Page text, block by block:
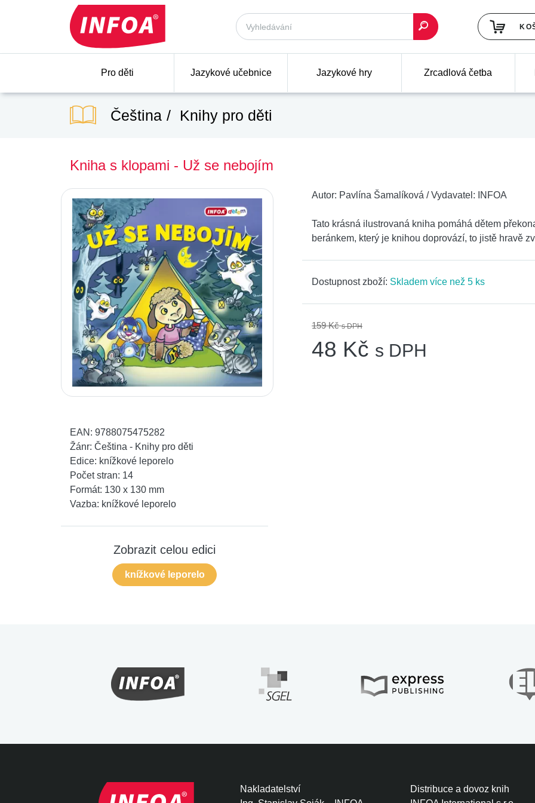
Pro děti Jazykové učebnice Jazykové hry Zrcadlová četba
Čeština Knihy pro děti
Kniha s klopami - Už se nebojím
Autor: Pavlína Šamalíková /Vydavatel: INFOA
Tato krásná ilustrovaná kniha pomáhá dětem
beránkem, který je knihou doprovází, to jistě hravě
Dostupnost zboží: Skladem více než 5 ks
159 Kčs DPH
48 Kč s DPH
EAN: 9788075475282
Žánr: Čeština - Knihy pro děti
Edice: knížkové leporelo
Počet stran: 14
Formát: 130 x 130 mm
Vazba: knížkové leporelo
Zobrazit celou edici
knížkové leporelo
Nakladatelství
Distribuce a dovoz knih